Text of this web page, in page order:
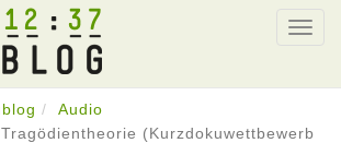
12 37
Audio
(Kurzdokuwettbewerb